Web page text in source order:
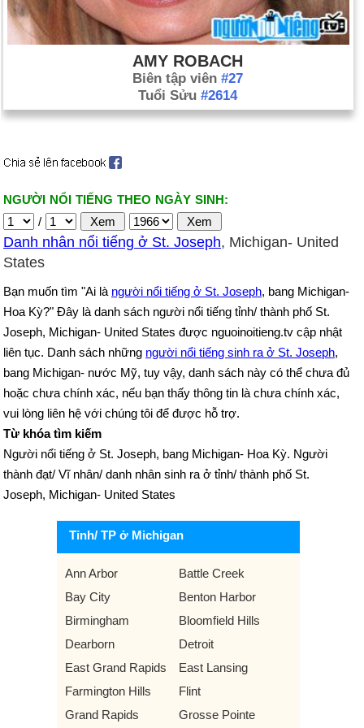
AMY ROBACH
Biên tập viên #27
Tuổi Sửu #2614
NGƯỜI NỔI TIẾNG THEO NGÀY SINH:
/
Danh nhân nổi tiếng ở St. Joseph, Michigan- United
States
Bạn muốn tìm "Ai là người nổi tiếng ở St. Joseph, bang Michigan-
Hoa Kỳ?" Đây là danh sách người nổi tiếng tỉnh/ thành phố St.
Joseph, Michigan- United States được nguoinoitieng.tv cập nhật
liên tục. Danh sách những người nổi tiếng sinh ra ở St. Joseph,
bang Michigan- nước Mỹ, tuy vậy, danh sách này có thể chưa đủ
hoặc chưa chính xác, nếu bạn thấy thông tin là chưa chính xác,
vui lòng liên hệ với chúng tôi để được hỗ trợ.
Từ khóa tìm kiếm
Người nổi tiếng ở St. Joseph, bang Michigan- Hoa Kỳ. Người
thành đạt/ Vĩ nhân/ danh nhân sinh ra ở tỉnh/ thành phố St.
Joseph, Michigan- United States
Tỉnh/ TP ở Michigan
Ann Arbor
Battle Creek
Bay City
Benton Harbor
Birmingham
Bloomfield Hills
Dearborn
Detroit
East Grand Rapids
East Lansing
Farmington Hills
Flint
Grand Rapids
Grosse Pointe